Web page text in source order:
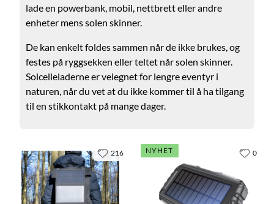
lade en powerbank, mobil, nettbrett eller andre
enheter mens solen skinner.
De kan enkelt foldes sammen når de ikke brukes, og
festes på ryggsekken eller teltet når solen skinner.
Solcelleladerne er velegnet for lengre eventyr i
naturen, når du vet at du ikke kommer til å ha tilgang
til en stikkontakt på mange dager.
216 NYHET 0